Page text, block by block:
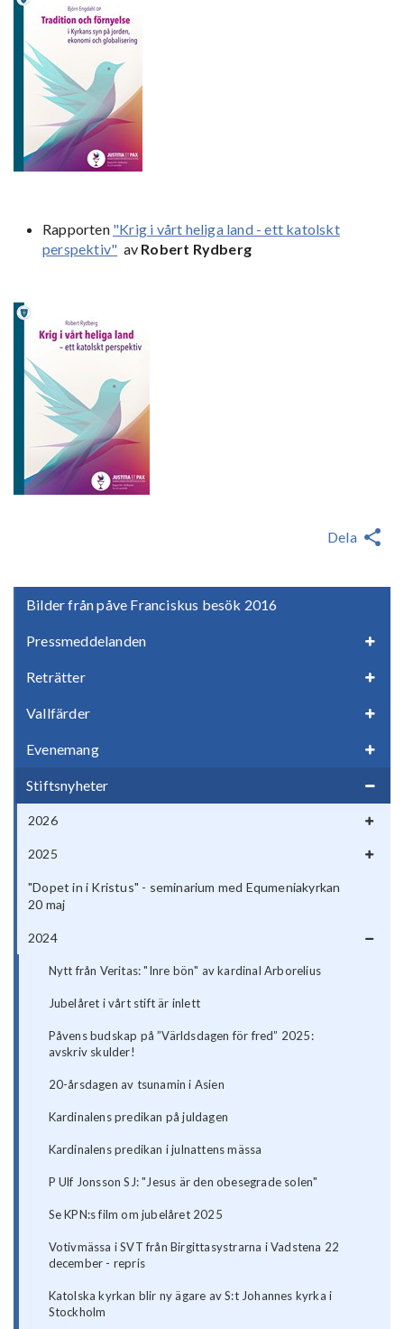
Bilder från påve Franciskus besök 2016
Pressmeddelanden
Reträtter
Vallfärder
Evenemang
Stiftsnyheter
2026
2025
"Dopet in i Kristus" - seminarium med Equmeniakyrkan
20 maj
2024
Nytt från Veritas: "Inre bön" av kardinal Arborelius
Jubelåret i vårt stift är inlett
Påvens budskap på ”Världsdagen för fred” 2025:
avskriv skulder!
20-årsdagen av tsunamin i Asien
Kardinalens predikan på juldagen
Kardinalens predikan i julnattens mässa
P Ulf Jonsson SJ: "Jesus är den obesegrade solen"
Se KPN:s film om jubelåret 2025
Votivmässa i SVT från Birgittasystrarna i Vadstena 22
december - repris
Katolska kyrkan blir ny ägare av S:t Johannes kyrka i
Stockholm
Rapporten "Krig i vårt heliga land - ett katolskt
perspektiv" av Robert Rydberg
Dela